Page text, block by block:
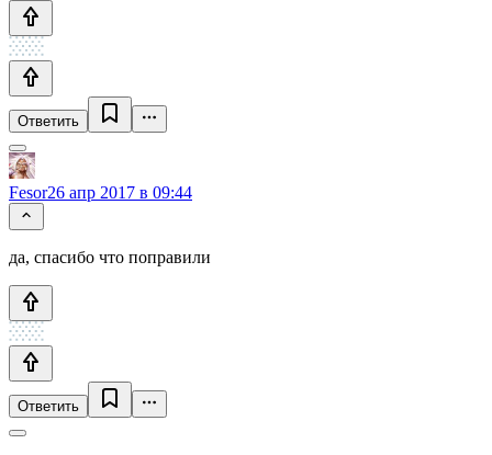
Ответить
Fesor26 апр 2017 в 09:44
да, спасибо что поправили
Ответить